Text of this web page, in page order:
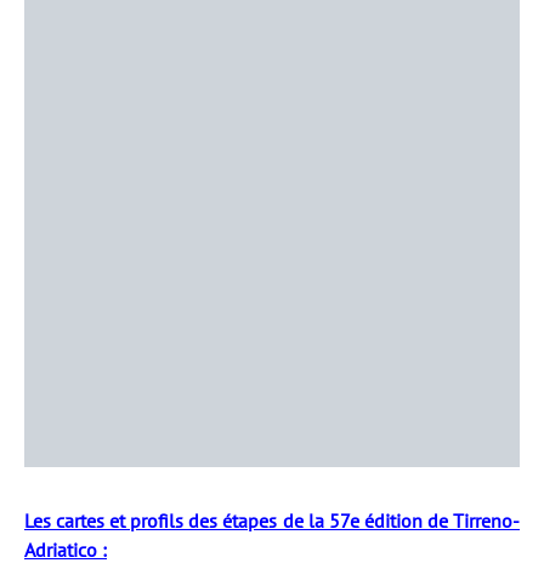
Les cartes et profils des étapes de la 57e édition de Tirreno-
Adriatico :